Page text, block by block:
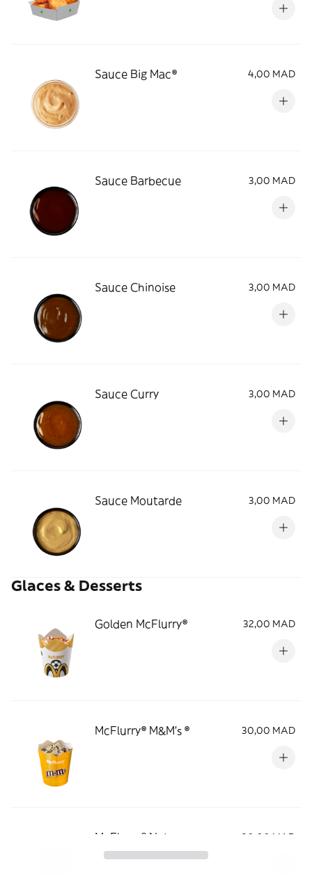
Sauce Big Mac® 4,00 MAD
Sauce Barbecue 3,00 MAD
Sauce Chinoise 3,00 MAD
Sauce Curry 3,00 MAD
Sauce Moutarde 3,00 MAD
Glaces & Desserts
Golden McFlurry® 32,00 MAD
McFlurry® M&M's ® 30,00 MAD
McFlurry® Nature 30,00 MAD